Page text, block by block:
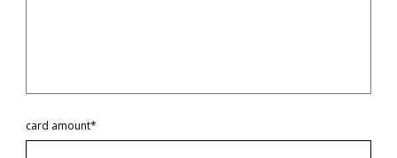
card amount*